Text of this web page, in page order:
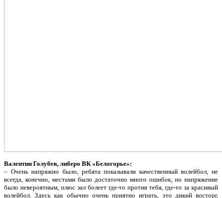
Валентин Голубев, либеро ВК «Белогорье»:
– Очень напряжно было, ребята показывали качественный волейбол, не
всегда, конечно, местами было достаточно много ошибок, но напряжение
было невероятным, плюс зал болеет где-то против тебя, где-то за красивый
волейбол. Здесь как обычно очень приятно играть, это дикий восторг,